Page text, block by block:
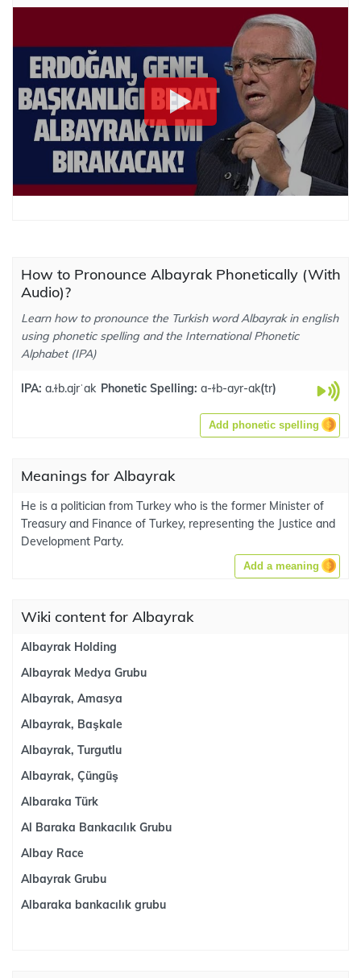
How to Pronounce Albayrak Phonetically (With
Audio)?
Learn how to pronounce the Turkish word Albayrak in english
using phonetic spelling and the International Phonetic
Alphabet (IPA)
IPA: a.ɫb.ajrˈak Phonetic Spelling: a-ɫb-ayr-ak(tr)
Add phonetic spelling
Meanings for Albayrak
He is a politician from Turkey who is the former Minister of
Treasury and Finance of Turkey, representing the Justice and
Development Party.
Add a meaning
Wiki content for Albayrak
Albayrak Holding
Albayrak Medya Grubu
Albayrak, Amasya
Albayrak, Başkale
Albayrak, Turgutlu
Albayrak, Çüngüş
Albaraka Türk
Al Baraka Bankacılık Grubu
Albay Race
Albayrak Grubu
Albaraka bankacılık grubu